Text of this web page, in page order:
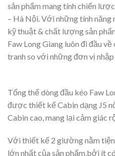
sản phẩm mang tính chiến
– Hà Nội. Với những tính
kỹ thuật & chất lượng sản
Faw Long Giang luôn đi đầu
tranh so với những đơn vị nhập
Tổng thể dòng đầu kéo Faw
được thiết kế Cabin dạng J5
Cabin cao, mang lại cảm giác
Với thiết kế 2 giường nằm
lớn nhất của sản phẩm,bởi ít